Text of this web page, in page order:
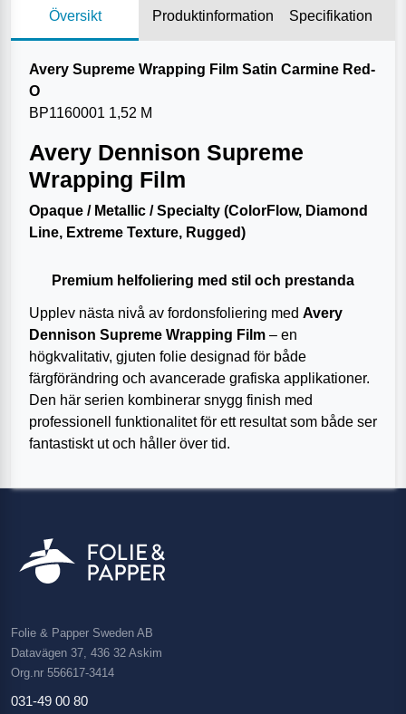
Översikt Produktinformation Specifikation
Avery Supreme Wrapping Film Satin Carmine Red-
O
BP1160001 1,52 M
Avery Dennison Supreme
Wrapping Film
Opaque / Metallic / Specialty (ColorFlow, Diamond
Line, Extreme Texture, Rugged)
Premium helfoliering med stil och prestanda
Upplev nästa nivå av fordonsfoliering med Avery
Dennison Supreme Wrapping Film – en
högkvalitativ, gjuten folie designad för både
färgförändring och avancerade grafiska applikationer.
Den här serien kombinerar snygg finish med
professionell funktionalitet för ett resultat som både ser
fantastiskt ut och håller över tid.
Folie & Papper Sweden AB
Datavägen 37, 436 32 Askim
Org.nr 556617-3414
031-49 00 80